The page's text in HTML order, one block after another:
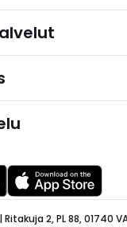
2, PL 88, 01740